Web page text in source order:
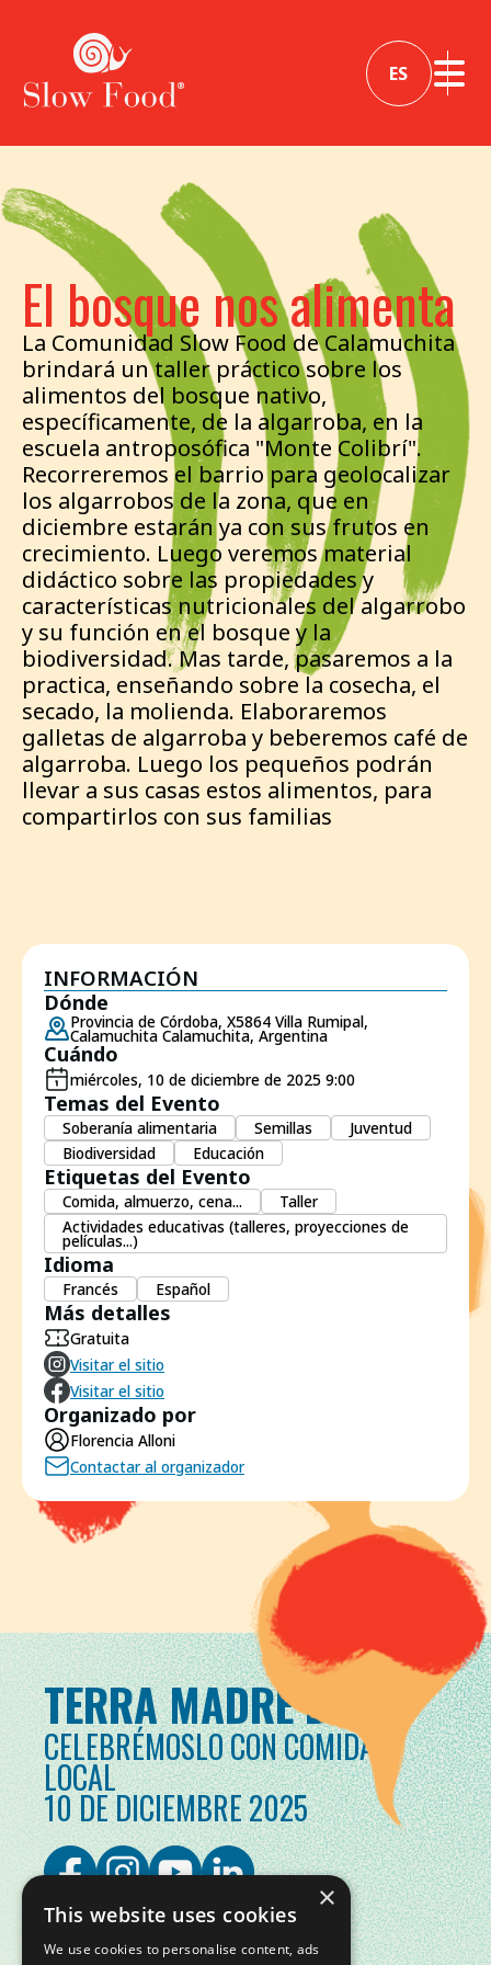
ES
El bosque nos alimenta
La Comunidad Slow Food de Calamuchita
brindará un taller práctico sobre los
alimentos del bosque nativo,
específicamente, de la algarroba, en la
escuela antroposófica "Monte Colibrí".
Recorreremos el barrio para geolocalizar
los algarrobos de la zona, que en
diciembre estarán ya con sus frutos en
crecimiento. Luego veremos material
didáctico sobre las propiedades y
características nutricionales del algarrobo
y su función en el bosque y la
biodiversidad. Mas tarde, pasaremos a la
practica, enseñando sobre la cosecha, el
secado, la molienda. Elaboraremos
galletas de algarroba y beberemos café de
algarroba. Luego los pequeños podrán
llevar a sus casas estos alimentos, para
compartirlos con sus familias
INFORMACIÓN
Dónde
Provincia de Córdoba, X5864 Villa Rumipal,
Calamuchita Calamuchita, Argentina
Cuándo
miércoles, 10 de diciembre de 2025 9:00
Temas del Evento
Soberanía alimentaria Semillas
Juventud
Biodiversidad
Educación
Etiquetas del Evento
Comida, almuerzo, cena...
Taller
Actividades educativas (talleres, proyecciones de
películas...)
Idioma
Francés Español
Más detalles
Gratuita
Visitar el sitio
Visitar el sitio
Organizado por
Florencia Alloni
Contactar al organizador
TERRA MADRE DAY
CELEBRÉMOSLO CON COMIDA
LOCAL
10 DE DICIEMBRE 2025
×
This website uses cookies
We use cookies to personalise content, ads